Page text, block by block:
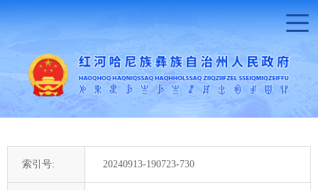
索引号: 20240913-190723-730